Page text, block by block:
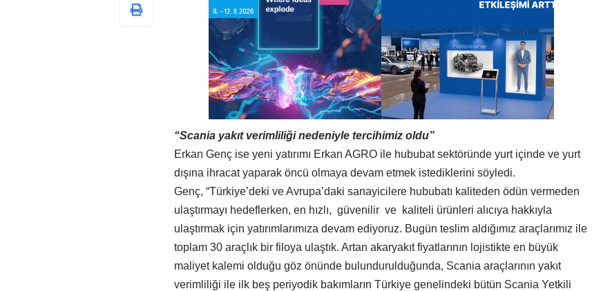
“Scania yakıt verimliliği nedeniyle tercihimiz oldu”
Erkan Genç ise yeni yatırımı Erkan AGRO ile hububat sektöründe yurt içinde ve yurt
dışına ihracat yaparak öncü olmaya devam etmek istediklerini söyledi.
Genç, “Türkiye’deki ve Avrupa’daki sanayicilere hububatı kaliteden ödün vermeden
ulaştırmayı hedeflerken, en hızlı, güvenilir ve kaliteli ürünleri alıcıya hakkıyla
ulaştırmak için yatırımlarımıza devam ediyoruz. Bugün teslim aldığımız araçlarımız ile
toplam 30 araçlık bir filoya ulaştık. Artan akaryakıt fiyatlarının lojistikte en büyük
maliyet kalemi olduğu göz önünde bulundurulduğunda, Scania araçlarının yakıt
verimliliği ile ilk beş periyodik bakımların Türkiye genelindeki bütün Scania Yetkili